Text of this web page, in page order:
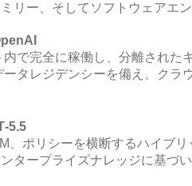
リー、そしてソフトウェアエ
で完全に稼働し、分離された
タレジデンシーを備え、クラ
、ポリシーを横断するハイブリ
タープライズナレッジに基づ